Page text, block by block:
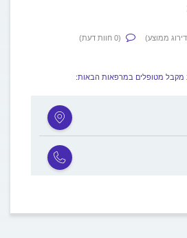
(0 חוות דעת)
מקבל מטופלים במרפאות הבאות: